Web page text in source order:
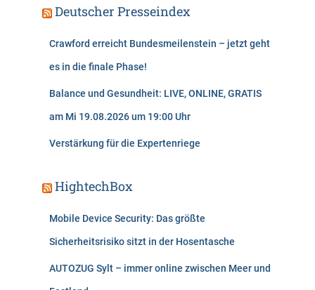
Deutscher Presseindex
Crawford erreicht Bundesmeilenstein – jetzt geht
es in die finale Phase!
Balance und Gesundheit: LIVE, ONLINE, GRATIS
am Mi 19.08.2026 um 19:00 Uhr
Verstärkung für die Expertenriege
HightechBox
Mobile Device Security: Das größte
Sicherheitsrisiko sitzt in der Hosentasche
AUTOZUG Sylt – immer online zwischen Meer und